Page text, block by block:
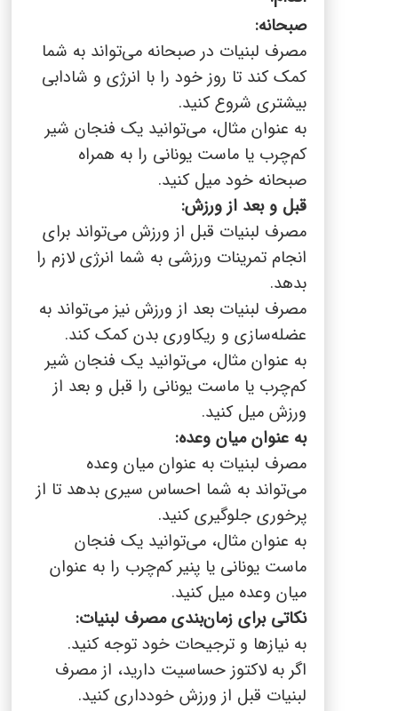
صبحانه:
مصرف لبنیات در صبحانه می‌تواند به شما
کمک کند تا روز خود را با انرژی و شادابی
بیشتری شروع کنید.
به عنوان مثال، می‌توانید یک فنجان شیر
کم‌چرب یا ماست یونانی را به همراه
صبحانه خود میل کنید.
قبل و بعد از ورزش:
مصرف لبنیات قبل از ورزش می‌تواند برای
انجام تمرینات ورزشی به شما انرژی لازم را
بدهد.
مصرف لبنیات بعد از ورزش نیز می‌تواند به
عضله‌سازی و ریکاوری بدن کمک کند.
به عنوان مثال، می‌توانید یک فنجان شیر
کم‌چرب یا ماست یونانی را قبل و بعد از
ورزش میل کنید.
به عنوان میان وعده:
مصرف لبنیات به عنوان میان وعده
می‌تواند به شما احساس سیری بدهد تا از
پرخوری جلوگیری کنید.
به عنوان مثال، می‌توانید یک فنجان
ماست یونانی یا پنیر کم‌چرب را به عنوان
میان وعده میل کنید.
نکاتی برای زمان‌بندی مصرف لبنیات:
به نیازها و ترجیحات خود توجه کنید.
اگر به لاکتوز حساسیت دارید، از مصرف
لبنیات قبل از ورزش خودداری کنید.